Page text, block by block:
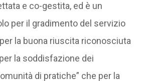
e co-gestita, ed è un
per il gradimento del servizio
la buona riuscita riconosciuta
la soddisfazione dei
di pratiche” che per la